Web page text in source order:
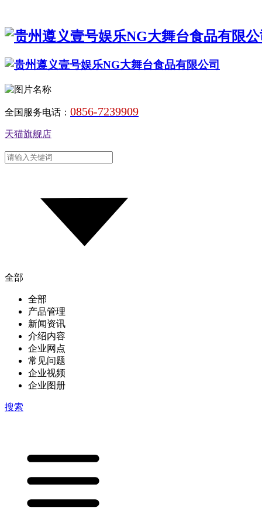
全国服务电话： 0856-7239909
天猫旗舰店
全部
全部
产品管理
新闻资讯
介绍内容
企业网点
常见问题
企业视频
企业图册
搜索